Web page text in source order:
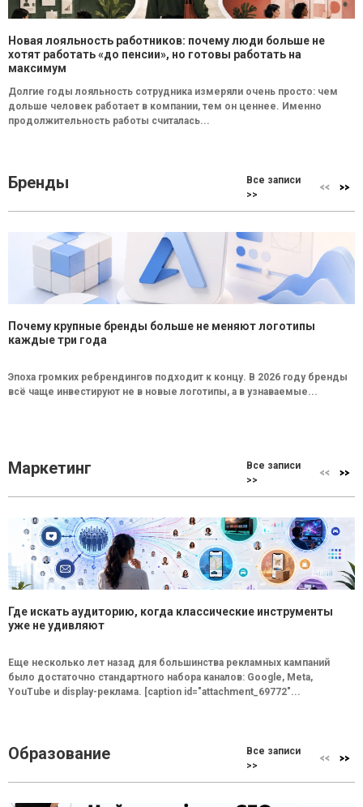
Новая лояльность работников: почему люди больше не
хотят работать «до пенсии», но готовы работать на
максимум
Долгие годы лояльность сотрудника измеряли очень просто: чем
дольше человек работает в компании, тем он ценнее. Именно
продолжительность работы считалась...
Бренды
Все записи
>>
Почему крупные бренды больше не меняют логотипы
каждые три года
Эпоха громких ребрендингов подходит к концу. В 2026 году бренды
всё чаще инвестируют не в новые логотипы, а в узнаваемые...
Маркетинг
Все записи
>>
Где искать аудиторию, когда классические инструменты
уже не удивляют
Еще несколько лет назад для большинства рекламных кампаний
было достаточно стандартного набора каналов: Google, Meta,
YouTube и display-реклама. [caption id="attachment_69772"...
Образование
Все записи
>>